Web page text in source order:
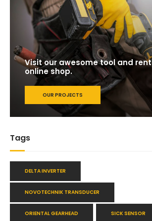
Visit our awesome tool and
online shop.
OUR PROJECTS
Tags
DELTA INVERTER
NOVOTECHNIK TRANSDUCER
ORIENTAL GEARHEAD SICK SENSOR